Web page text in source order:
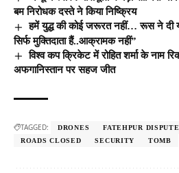
बम निरोधक दस्ते ने किया निष्क्रिय
हमें युद्ध की कोई जरूरत नहीं… रूस ने दी
सिर्फ मुक्तिदाता हैं..आक्रामक नहीं”
विश्व कप क्रिकेट में रोहित शर्मा के नाम
अफगानिस्तान पर सहज जीत
TAGGED: DRONES FATEHPUR DISPUTE
ROADS CLOSED
SECURITY TOMB